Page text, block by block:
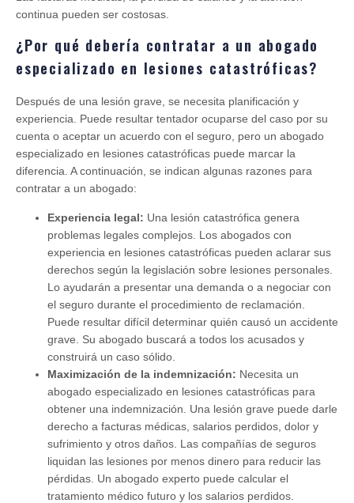
continua pueden ser costosas.
¿Por qué debería contratar a un abogado
especializado en lesiones catastróficas?
Después de una lesión grave, se necesita planificación y
experiencia. Puede resultar tentador ocuparse del caso por su
cuenta o aceptar un acuerdo con el seguro, pero un abogado
especializado en lesiones catastróficas puede marcar la
diferencia. A continuación, se indican algunas razones para
contratar a un abogado:
Experiencia legal: Una lesión catastrófica genera
problemas legales complejos. Los abogados con
experiencia en lesiones catastróficas pueden aclarar sus
derechos según la legislación sobre lesiones personales.
Lo ayudarán a presentar una demanda o a negociar con
el seguro durante el procedimiento de reclamación.
Puede resultar difícil determinar quién causó un accidente
grave. Su abogado buscará a todos los acusados ​​y
construirá un caso sólido.
Maximización de la indemnización: Necesita un
abogado especializado en lesiones catastróficas para
obtener una indemnización. Una lesión grave puede darle
derecho a facturas médicas, salarios perdidos, dolor y
sufrimiento y otros daños. Las compañías de seguros
liquidan las lesiones por menos dinero para reducir las
pérdidas. Un abogado experto puede calcular el
tratamiento médico futuro y los salarios perdidos.